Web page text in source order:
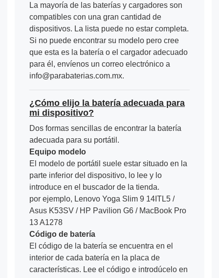
La mayoría de las baterías y cargadores son
compatibles con una gran cantidad de
dispositivos. La lista puede no estar completa.
Si no puede encontrar su modelo pero cree
que esta es la batería o el cargador adecuado
para él, envíenos un correo electrónico a
info@parabaterias.com.mx.
¿Cómo elijo la batería adecuada para
mi dispositivo?
Dos formas sencillas de encontrar la batería
adecuada para su portátil.
Equipo modelo
El modelo de portátil suele estar situado en la
parte inferior del dispositivo, lo lee y lo
introduce en el buscador de la tienda.
por ejemplo, Lenovo Yoga Slim 9 14ITL5 /
Asus K53SV / HP Pavilion G6 / MacBook Pro
13 A1278
Código de batería
El código de la batería se encuentra en el
interior de cada batería en la placa de
características. Lee el código e introdúcelo en